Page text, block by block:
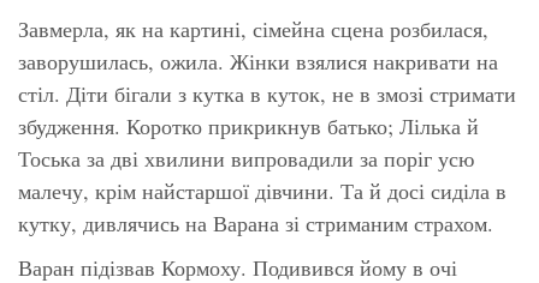
Завмерла, як на картині, сімейна сцена розбилася,
заворушилась, ожила. Жінки взялися накривати на
стіл. Діти бігали з кутка в куток, не в змозі стримати
збудження. Коротко прикрикнув батько; Лілька й
Тоська за дві хвилини випровадили за поріг усю
малечу, крім найстаршої дівчини. Та й досі сиділа в
кутку, дивлячись на Варана зі стриманим страхом.
Варан підізвав Кормоху. Подивився йому в очі